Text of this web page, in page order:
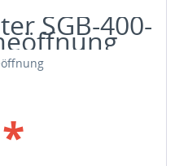
SGB-400-